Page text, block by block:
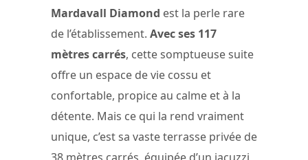
Mardavall Diamond est la perle rare
de l’établissement. Avec ses 117
mètres carrés, cette somptueuse suite
offre un espace de vie cossu et
confortable, propice au calme et à la
détente. Mais ce qui la rend vraiment
unique, c’est sa vaste terrasse privée de